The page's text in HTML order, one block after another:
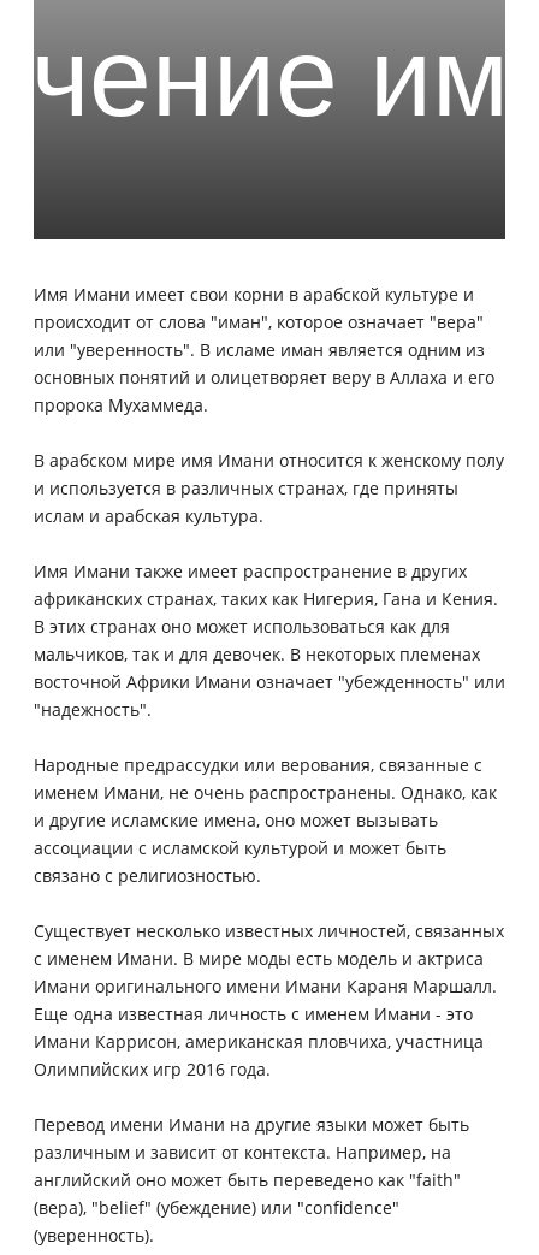
Имя Имани имеет свои корни в арабской культуре и
происходит от слова "иман", которое означает "вера"
или "уверенность". В исламе иман является одним из
основных понятий и олицетворяет веру в Аллаха и его
пророка Мухаммеда.
В арабском мире имя Имани относится к женскому полу
и используется в различных странах, где приняты
ислам и арабская культура.
Имя Имани также имеет распространение в других
африканских странах, таких как Нигерия, Гана и Кения.
В этих странах оно может использоваться как для
мальчиков, так и для девочек. В некоторых племенах
восточной Африки Имани означает "убежденность" или
"надежность".
Народные предрассудки или верования, связанные с
именем Имани, не очень распространены. Однако, как
и другие исламские имена, оно может вызывать
ассоциации с исламской культурой и может быть
связано с религиозностью.
Существует несколько известных личностей, связанных
с именем Имани. В мире моды есть модель и актриса
Имани оригинального имени Имани Караня Маршалл.
Еще одна известная личность с именем Имани - это
Имани Каррисон, американская пловчиха, участница
Олимпийских игр 2016 года.
Перевод имени Имани на другие языки может быть
различным и зависит от контекста. Например, на
английский оно может быть переведено как "faith"
(вера), "belief" (убеждение) или "confidence"
(уверенность).